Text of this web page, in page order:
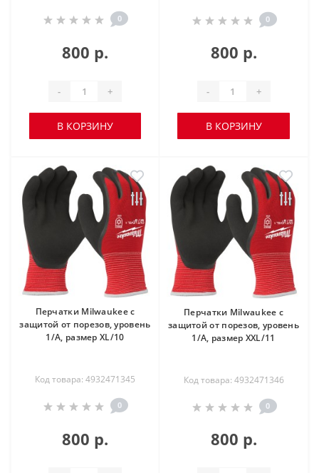
0
800 р.
- +
В КОРЗИНУ
0
800 р.
- +
В КОРЗИНУ
Перчатки Milwaukee с
защитой от порезов, уровень
1/A, размер XL/10
Код товара: 4932471345
0
800 р.
Перчатки Milwaukee с
защитой от порезов, уровень
1/A, размер XXL/11
Код товара: 4932471346
0
800 р.